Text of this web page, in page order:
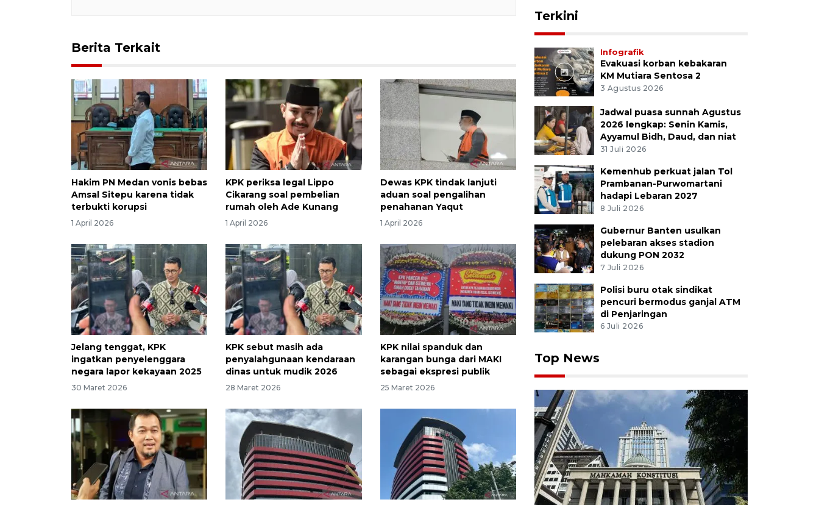
Berita Terkait
Hakim PN Medan vonis bebas
Amsal Sitepu karena tidak
terbukti korupsi
1 April 2026
KPK periksa legal Lippo
Cikarang soal pembelian
rumah oleh Ade Kunang
1 April 2026
Dewas KPK tindak lanjuti
aduan soal pengalihan
penahanan Yaqut
1 April 2026
Jelang tenggat, KPK
ingatkan penyelenggara
negara lapor kekayaan 2025
30 Maret 2026
KPK sebut masih ada
penyalahgunaan kendaraan
dinas untuk mudik 2026
28 Maret 2026
KPK nilai spanduk dan
karangan bunga dari MAKI
sebagai ekspresi publik
25 Maret 2026
Terkini
Infografik
Evakuasi korban kebakaran
KM Mutiara Sentosa 2
3 Agustus 2026
Jadwal puasa sunnah Agustus
2026 lengkap: Senin Kamis,
Ayyamul Bidh, Daud, dan niat
31 Juli 2026
Kemenhub perkuat jalan Tol
Prambanan-Purwomartani
hadapi Lebaran 2027
8 Juli 2026
Gubernur Banten usulkan
pelebaran akses stadion
dukung PON 2032
7 Juli 2026
Polisi buru otak sindikat
pencuri bermodus ganjal ATM
di Penjaringan
6 Juli 2026
Top News